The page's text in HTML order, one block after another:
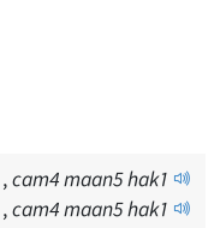
,cam4maan5hak1
,cam4maan5hak1